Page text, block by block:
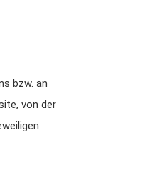
bzw. an
von der